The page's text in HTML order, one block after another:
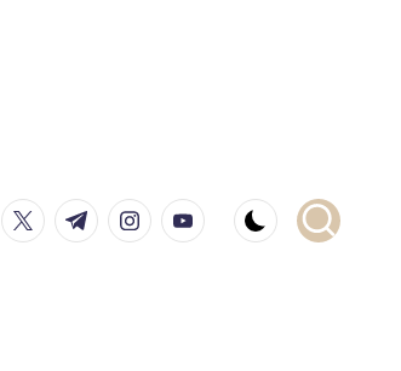
twitter.com
t.me instagram.com
youtube.com